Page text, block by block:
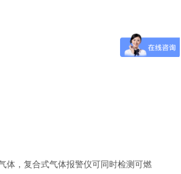
体，复合式气体报警仪可同时检测可燃